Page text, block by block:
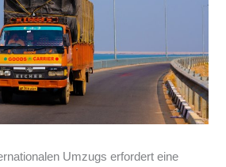
Umzugs erfordert eine